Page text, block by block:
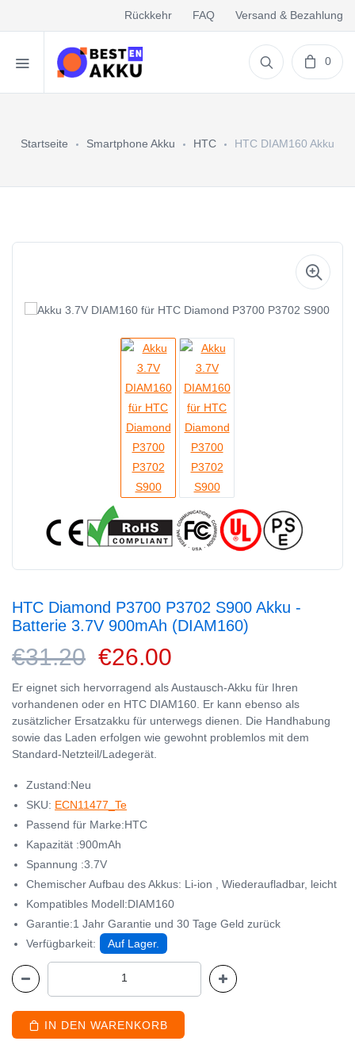
Rückkehr FAQ Versand & Bezahlung
0
Startseite Smartphone Akku HTC HTC DIAM160 Akku
HTC Diamond P3700 P3702 S900 Akku -
Batterie 3.7V 900mAh (DIAM160)
€31.20 €26.00
Er eignet sich hervorragend als Austausch-Akku für Ihren
vorhandenen oder en HTC DIAM160. Er kann ebenso als
zusätzlicher Ersatzakku für unterwegs dienen. Die Handhabung
sowie das Laden erfolgen wie gewohnt problemlos mit dem
Standard-Netzteil/Ladegerät.
Zustand:Neu
SKU: ECN11477_Te
Passend für Marke:HTC
Kapazität :900mAh
Spannung :3.7V
Chemischer Aufbau des Akkus: Li-ion , Wiederaufladbar, leicht
Kompatibles Modell:DIAM160
Garantie:1 Jahr Garantie und 30 Tage Geld zurück
Verfügbarkeit:
Auf Lager.
IN DEN WARENKORB